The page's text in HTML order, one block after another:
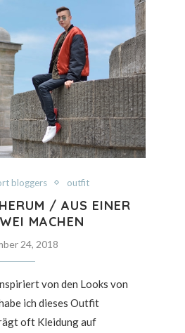
bloggers outfit
/ AUS EINER
MACHEN
24, 2018
von den Looks von
ich dieses Outfit
oft Kleidung auf